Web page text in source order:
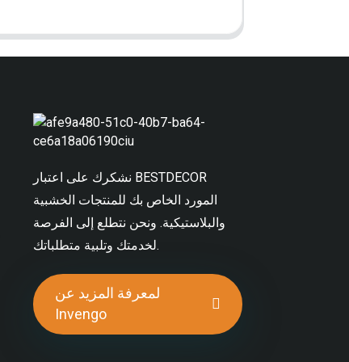
نشكرك على اعتبار BESTDECOR
المورد الخاص بك للمنتجات الخشبية
والبلاستيكية. ونحن نتطلع إلى الفرصة
لخدمتك وتلبية متطلباتك.
لمعرفة المزيد عن
Invengo